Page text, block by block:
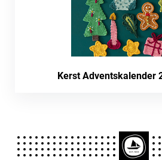
Kerst Adventskalender